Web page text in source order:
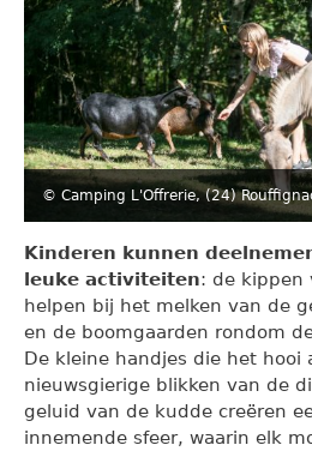
© Camping L'Offrerie, (24)
Kinderen kunnen
leuke activiteiten: de kippen
helpen bij het melken van de
en de boomgaarden rondom
De kleine handjes die het hooi
nieuwsgierige blikken van de
geluid van de kudde creëren
innemende sfeer, waarin elk